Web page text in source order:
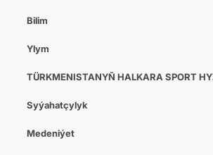
Bilim
Ylym
TÜRKMENISTANYŇ HALKARA SPORT
Syýahatçylyk
Medeniýet